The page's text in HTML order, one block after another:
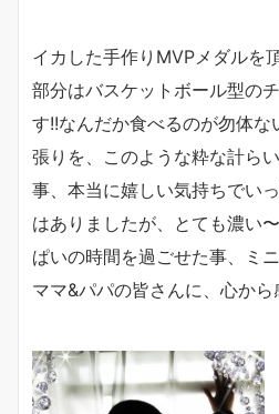
イカした手作りMVPメダルを
部分はバスケットボール型の
す!!なんだか食べるのが勿体
張りを、このような粋な計ら
事、本当に嬉しい気持ちでい
はありましたが、とても濃い
ぱいの時間を過ごせた事、ミ
ママ&パパの皆さんに、心か